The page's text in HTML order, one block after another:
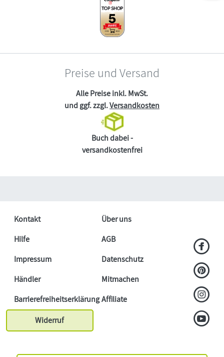
Preise und Versand
Alle Preise inkl. MwSt.
und ggf. zzgl.Versandkosten
Buch dabei -
versandkostenfrei
Kontakt
Über uns
Hilfe
AGB
Impressum
Datenschutz
Händler
Mitmachen
BarrierefreiheitserklärungAffiliate
Widerruf